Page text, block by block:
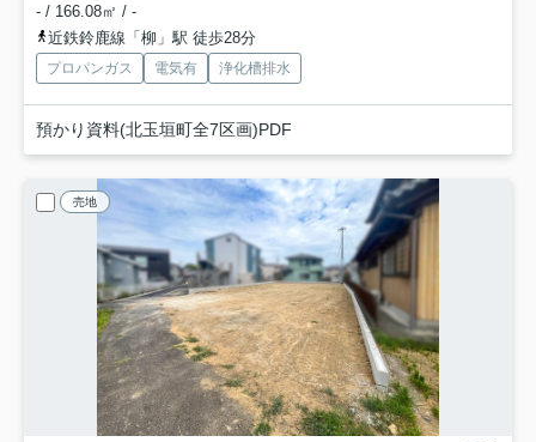
- / 166.08㎡ / -
近鉄鈴鹿線「柳」駅 徒歩28分
プロパンガス 電気有 浄化槽排水
預かり資料(北玉垣町全7区画)PDF
売地